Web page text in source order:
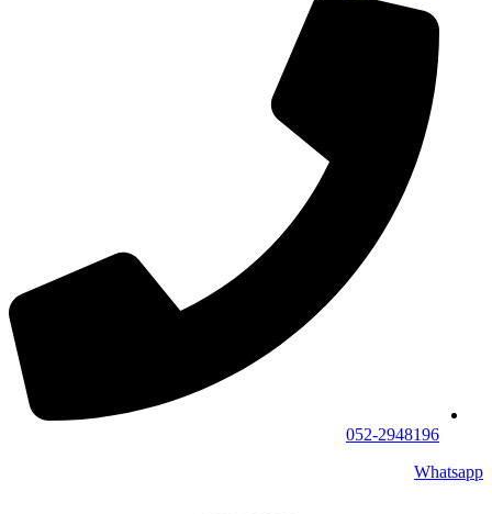
052-2948196
Whatsapp